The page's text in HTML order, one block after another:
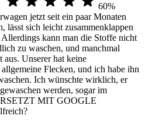
60%
jetzt seit ein paar Monaten
lässt sich leicht zusammenklappen
kann man die Stoffe nicht
zu waschen, und manchmal
Unserer hat keine
Flecken, und ich habe ihn
Ich wünschte wirklich, er
werden, sogar im
MIT GOOGLE